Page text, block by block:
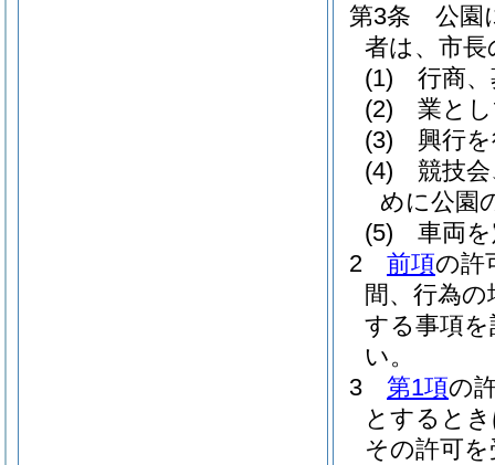
第3条
公園
者は、市
(1)
行商
(2)
業と
(3)
興行
(4)
競技
めに公園
(5)
車両
2
前項の許
間、行為
する事項
い。
3
第1項の
とすると
その許可